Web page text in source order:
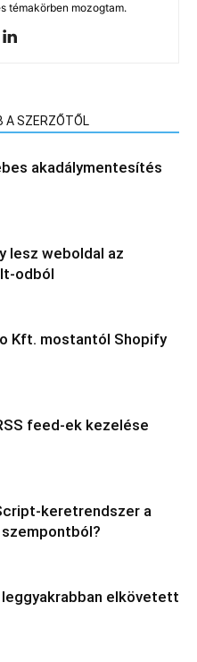
témakörben mozogtam.
A SZERZŐTŐL
akadálymentesítés
lesz weboldal az
odból
Kft. mostantól Shopify
feed-ek kezelése
keretrendszer a
leggyakrabban elkövetett